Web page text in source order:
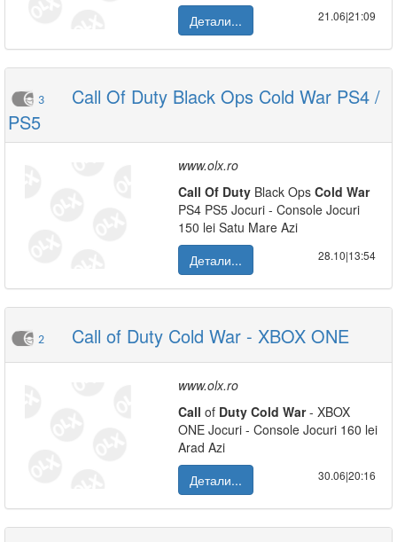
Детали... 21.06|21:09
3
Call Of Duty Black Ops Cold War PS4 /
PS5
www.olx.ro
Call Of Duty Black Ops Cold War
PS4 PS5 Jocuri - Console Jocuri
150 lei Satu Mare Azi
Детали...
28.10|13:54
2 Call of Duty Cold War - XBOX ONE
www.olx.ro
Call of Duty Cold War- XBOX
ONE Jocuri - Console Jocuri 160 lei
Arad Azi
Детали...
30.06|20:16